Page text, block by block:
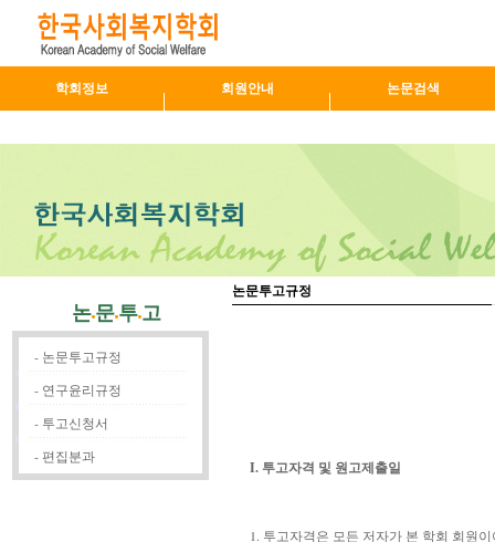
학회정보 회원안내 논문검색
논문투고
- 논문투고규정
- 연구윤리규정
- 투고신청서
-편집분과
논문투고규정
I. 투고자격 및 원고제출일
1. 투고자격은 모든 저자가 본 학회 회원